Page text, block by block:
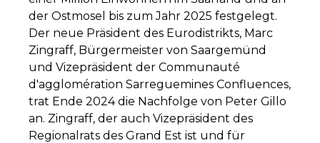
der Ostmosel bis zum Jahr 2025 festgelegt.
Der neue Präsident des Eurodistrikts, Marc
Zingraff, Bürgermeister von Saargemünd
und Vizepräsident der Communauté
d'agglomération Sarreguemines Confluences,
trat Ende 2024 die Nachfolge von Peter Gillo
an. Zingraff, der auch Vizepräsident des
Regionalrats des Grand Est ist und für